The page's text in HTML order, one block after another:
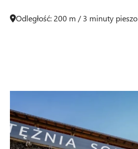
Odległość: 200 m / 3 minuty pieszo